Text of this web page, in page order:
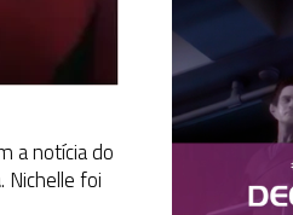
a notícia do
. Nichelle foi